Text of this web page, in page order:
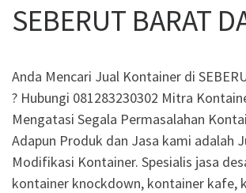
SEBERUT BARAT
Anda Mencari Jual Kontainer di
? Hubungi 081283230302 Mitra
Mengatasi Segala Permasalahan
Adapun Produk dan Jasa kami adalah
Modifikasi Kontainer. Spesialis jasa
kontainer knockdown, kontainer kafe,